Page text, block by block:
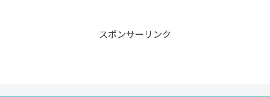
スポンサーリンク